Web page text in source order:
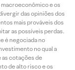
e os
das opiniões dos
mais prováveis dos
as possíveis perdas.
é negociada no
no qual a
as cotações de
de alto risco e os